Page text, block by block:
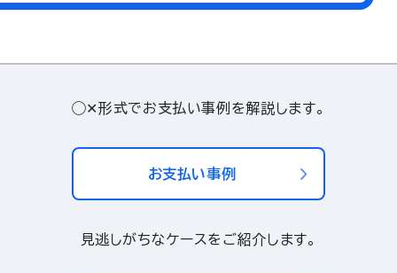
◯✕形式でお支払い事例を解説します。
お支払い事例
見逃しがちなケースをご紹介します。